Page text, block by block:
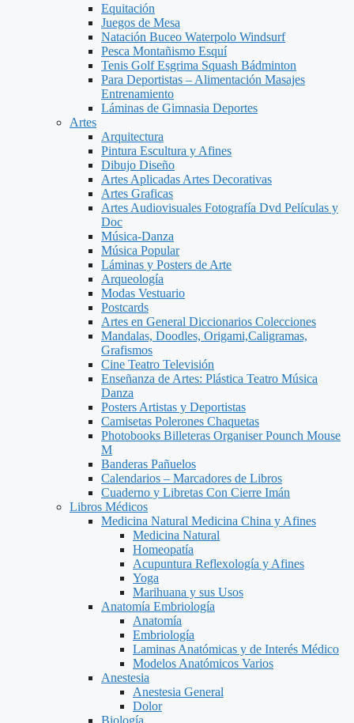
Equitación
Juegos de Mesa
Natación Buceo Waterpolo Windsurf
Pesca Montañismo Esquí
Tenis Golf Esgrima Squash Bádminton
Para Deportistas – Alimentación Masajes
Entrenamiento
Láminas de Gimnasia Deportes
Artes
Arquitectura
Pintura Escultura y Afines
Dibujo Diseño
Artes Aplicadas Artes Decorativas
Artes Graficas
Artes Audiovisuales Fotografía Dvd Películas y
Doc
Música-Danza
Música Popular
Láminas y Posters de Arte
Arqueología
Modas Vestuario
Postcards
Artes en General Diccionarios Colecciones
Mandalas, Doodles, Origami,Caligramas,
Grafismos
Cine Teatro Televisión
Enseñanza de Artes: Plástica Teatro Música
Danza
Posters Artistas y Deportistas
Camisetas Polerones Chaquetas
Photobooks Billeteras Organiser Pounch Mouse
M
Banderas Pañuelos
Calendarios – Marcadores de Libros
Cuaderno y Libretas Con Cierre Imán
Libros Médicos
Medicina Natural Medicina China y Afines
Medicina Natural
Homeopatía
Acupuntura Reflexología y Afines
Yoga
Marihuana y sus Usos
Anatomía Embriología
Anatomía
Embriología
Laminas Anatómicas y de Interés Médico
Modelos Anatómicos Varios
Anestesia
Anestesia General
Dolor
Biología